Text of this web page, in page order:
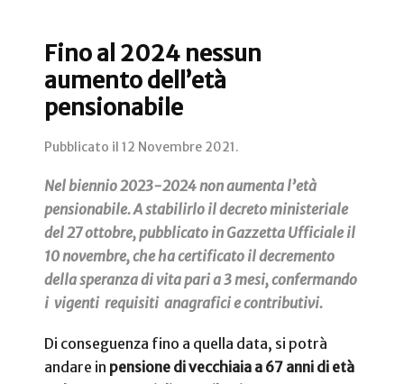
Fino al 2024 nessun
aumento dell’età
pensionabile
Pubblicato il 12 Novembre 2021.
Nel biennio 2023-2024 non aumenta l’età
pensionabile. A stabilirlo il decreto ministeriale
del 27 ottobre, pubblicato in Gazzetta Ufficiale il
10 novembre, che ha certificato il decremento
della speranza di vita pari a 3 mesi, confermando
i vigenti requisiti anagrafici e contributivi.
Di conseguenza fino a quella data, si potrà
andare in pensione di vecchiaia a 67 anni di età